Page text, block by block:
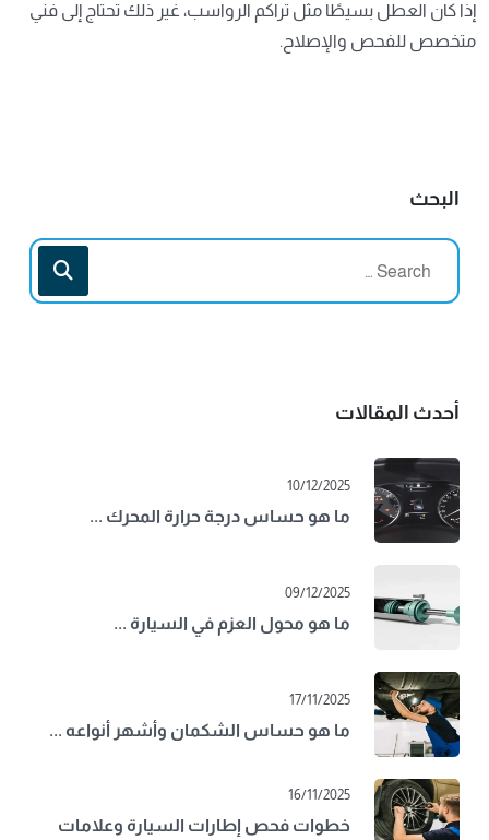
إذا كان العطل بسيطًا مثل تراكم الرواسب، غير ذلك تحتاج إلى فني
متخصص للفحص والإصلاح.
البحث
أحدث المقالات
10/12/2025
ما هو حساس درجة حرارة المحرك ...
09/12/2025
ما هو محول العزم في السيارة ...
17/11/2025
ما هو حساس الشكمان وأشهر أنواعه ...
16/11/2025
خطوات فحص إطارات السيارة وعلامات